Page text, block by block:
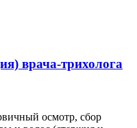
врача-трихолога
осмотр, сбор